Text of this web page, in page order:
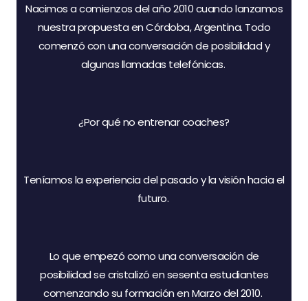
Nacimos a comienzos del año 2010 cuando lanzamos
nuestra propuesta en Córdoba, Argentina. Todo
comenzó con unaconversación de posibilidad y
algunas llamadas telefónicas.
¿Por qué no entrenar coaches?
Teníamos la experiencia del pasado y la visión hacia el
futuro.
Lo que empezó como una conversación de
posibilidad secristalizó en sesenta estudiantes
comenzando su formación en Marzo del 2010.